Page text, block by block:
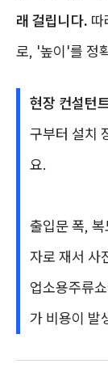
래 걸립니다. 따
로, '높이'를 정
현장 컨설턴
구부터 설치
요.
출입문 폭,
자로 재서 사
업소용주류
가 비용이 발